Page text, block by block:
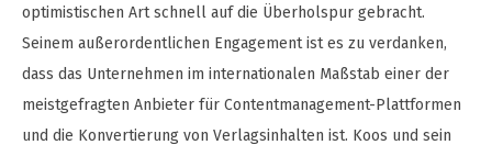
optimistischen Art schnell auf die Überholspur gebracht.
Seinem außerordentlichen Engagement ist es zu verdanken,
dass das Unternehmen im internationalen Maßstab einer der
meistgefragten Anbieter für Contentmanagement-Plattformen
und die Konvertierung von Verlagsinhalten ist. Koos und sein